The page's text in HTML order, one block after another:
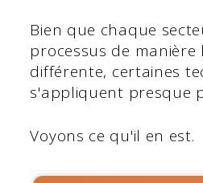
Bien que chaque
processus de manière
différente, certaines
s'appliquent presque
Voyons ce qu'il en est.